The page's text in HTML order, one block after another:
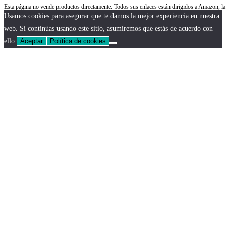
Esta página no vende productos directamente. Todos sus enlaces están dirigidos a
Usamos cookies para asegurar que te damos la mejor experiencia en nuestra
web. Si continúas usando este sitio, asumiremos que estás de acuerdo con
ello.
Aceptar Política de cookies